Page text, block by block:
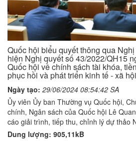
Quốc hội biểu quyết thông qua
hiện Nghị quyết số 43/2022/QH15
Quốc hội về chính sách tài khóa,
phục hồi và phát triển kinh tế - xã
Ngày tạo: 29/06/2024 08:54:42 SA
Ủy viên Ủy ban Thường vụ Quốc hội,
chính, Ngân sách của Quốc hội Lê
cáo giải trình, tiếp thu, chỉnh lý dự thảo
Dung lượng: 905,11kB